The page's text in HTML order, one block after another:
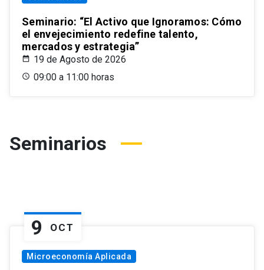
Seminario: “El Activo que Ignoramos: Cómo
el envejecimiento redefine talento,
mercados y estrategia”
19 de Agosto de 2026
09:00 a 11:00 horas
Seminarios
9 OCT
Microeconomía Aplicada